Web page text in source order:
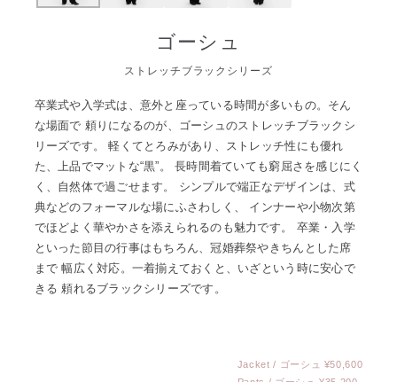
ゴーシュ
ストレッチブラックシリーズ
卒業式や入学式は、意外と座っている時間が多いもの。そん
な場面で 頼りになるのが、ゴーシュのストレッチブラックシ
リーズです。 軽くてとろみがあり、ストレッチ性にも優れ
た、上品でマットな“黒”。 長時間着ていても窮屈さを感じにく
く、自然体で過ごせます。 シンプルで端正なデザインは、式
典などのフォーマルな場にふさわしく、 インナーや小物次第
でほどよく華やかさを添えられるのも魅力です。 卒業・入学
といった節目の行事はもちろん、冠婚葬祭やきちんとした席
まで 幅広く対応。一着揃えておくと、いざという時に安心で
きる 頼れるブラックシリーズです。
Jacket / ゴーシュ ¥50,600